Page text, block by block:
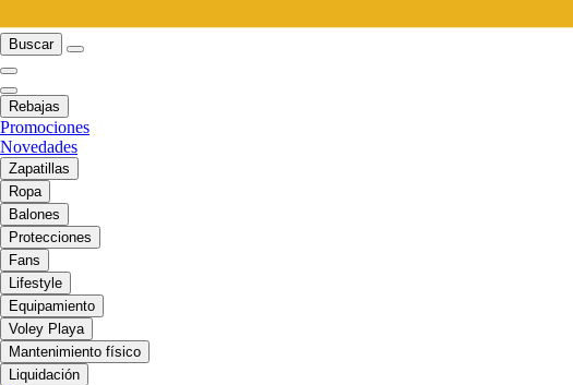
Buscar
Rebajas
Promociones
Novedades
Zapatillas
Ropa
Balones
Protecciones
Fans
Lifestyle
Equipamiento
Voley Playa
Mantenimiento físico
Liquidación